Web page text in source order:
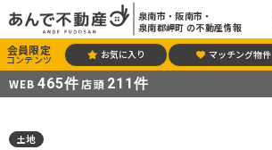
泉南市・阪南市・
泉南郡岬町 の不動産情報
会員限定
コンテンツ お気に入り マッチング物件
WEB 465件 店頭 211件
土地